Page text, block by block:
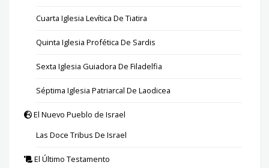
Cuarta Iglesia Levítica De Tiatira
Quinta Iglesia Profética De Sardis
Sexta Iglesia Guiadora De Filadelfia
Séptima Iglesia Patriarcal De Laodicea
El Nuevo Pueblo de Israel
Las Doce Tribus De Israel
El Último Testamento